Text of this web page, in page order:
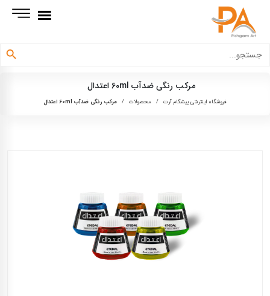
برای:
دکمه جستجو
مرکب رنگی ضدآب 60ml اعتدال
فروشگاه اینترنتی پیشگام آرت / محصولات / مرکب رنگی ضدآب 60ml اعتدال